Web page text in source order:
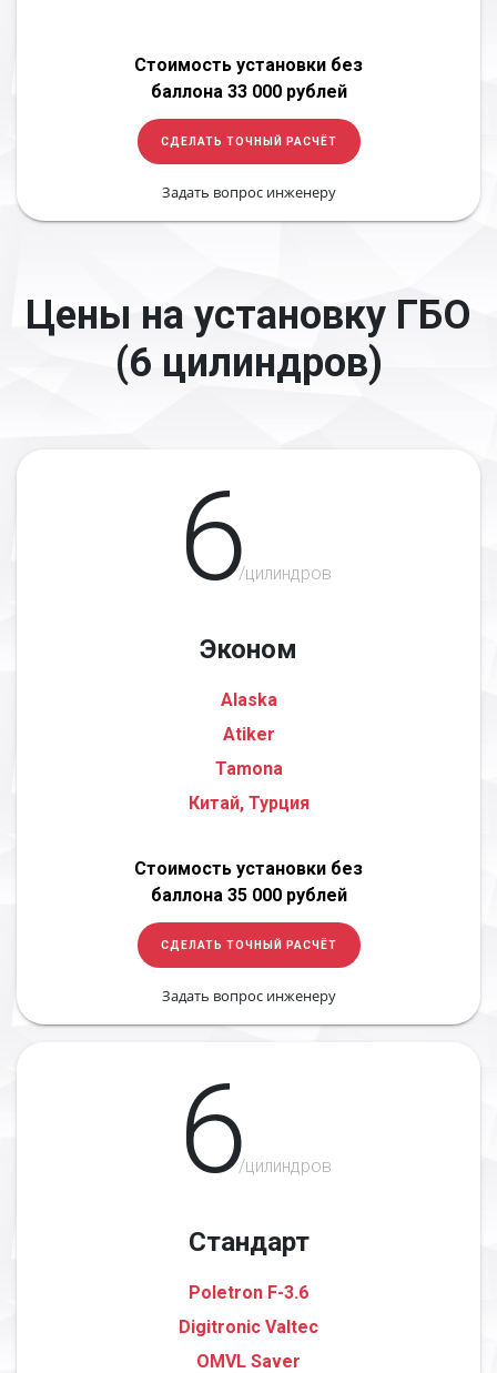
Стоимость установки без
баллона 33 000 рублей
СДЕЛАТЬ ТОЧНЫЙ РАСЧЁТ
Задать вопрос инженеру
Цены на установку ГБО
(6 цилиндров)
6/цилиндров
Эконом
Alaska
Atiker
Tamona
Китай, Турция
Стоимость установки без
баллона 35 000 рублей
СДЕЛАТЬ ТОЧНЫЙ РАСЧЁТ
Задать вопрос инженеру
6/цилиндров
Стандарт
Poletron F-3.6
Digitronic Valtec
OMVL Saver